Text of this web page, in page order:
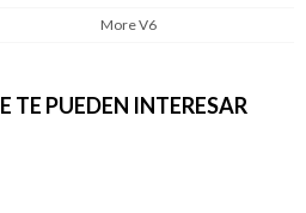
More V6
TE PUEDEN INTERESAR